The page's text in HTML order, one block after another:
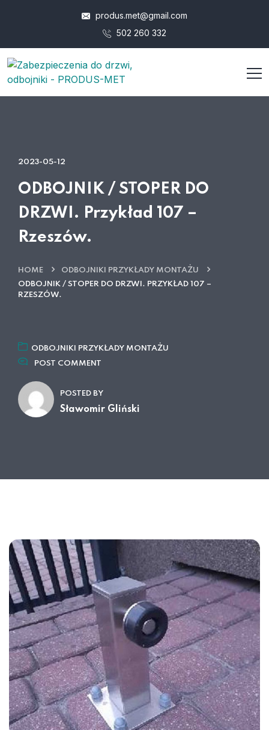
produs.met@gmail.com
502 260 332
2023-05-12
ODBOJNIK / STOPER DO
DRZWI. Przykład 107 –
Rzeszów.
HOME
ODBOJNIKI PRZYKŁADY MONTAŻU
ODBOJNIK / STOPER DO DRZWI. PRZYKŁAD 107 –
RZESZÓW.
ODBOJNIKI PRZYKŁADY MONTAŻU
POST COMMENT
POSTED BY
Sławomir Gliński